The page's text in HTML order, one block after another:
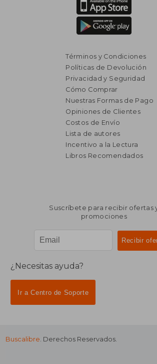
Términos y Condiciones
Políticas de Devolución
Privacidad y Seguridad
Cómo Comprar
Nuestras Formas de Pago
Opiniones de Clientes
Costos de Envío
Lista de autores
Incentivo a la Lectura
Libros Recomendados
Suscríbete para recibir ofertas
promociones
¿Necesitas ayuda?
Ir a Centro de Soporte
Buscalibre. Derechos Reservados.